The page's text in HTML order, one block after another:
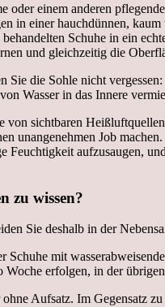
oder einem anderen
in einer hauchdünnen,
Schuhe in ein
und gleichzeitig die
die Sohle nicht
Wasser in das Innere
sichtbaren
unangenehmen Job
aufzusaugen,
zu wissen?
Sie deshalb in der
mit
erfolgen, in der
Aufsatz. Im Gegensatz